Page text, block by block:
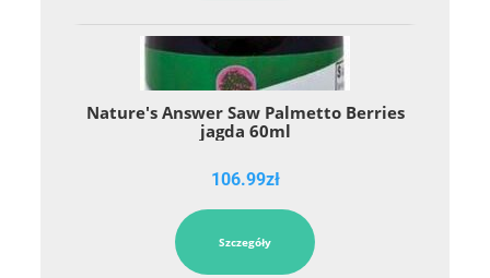
Nature's Answer Saw Palmetto Berries
jagda 60ml
106.99zł
Szczegóły